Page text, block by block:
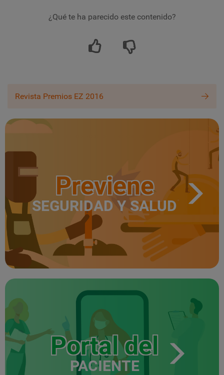
¿Qué te ha parecido este contenido?
Revista Premios EZ 2016
Previene
SEGURIDAD Y SALUD
Portal del
PACIENTE